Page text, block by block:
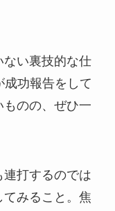
い裏技的な仕
功報告をして
のの、ぜひ一
打するのでは
みること。焦